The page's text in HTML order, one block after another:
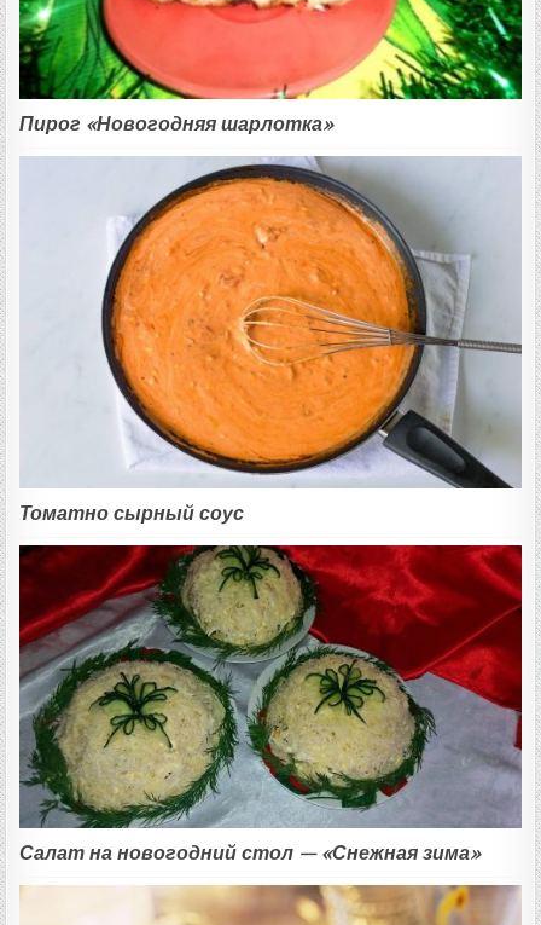
Пирог «Новогодняя шарлотка»
Томатно сырный соус
Салат на новогодний стол — «Снежная зима»